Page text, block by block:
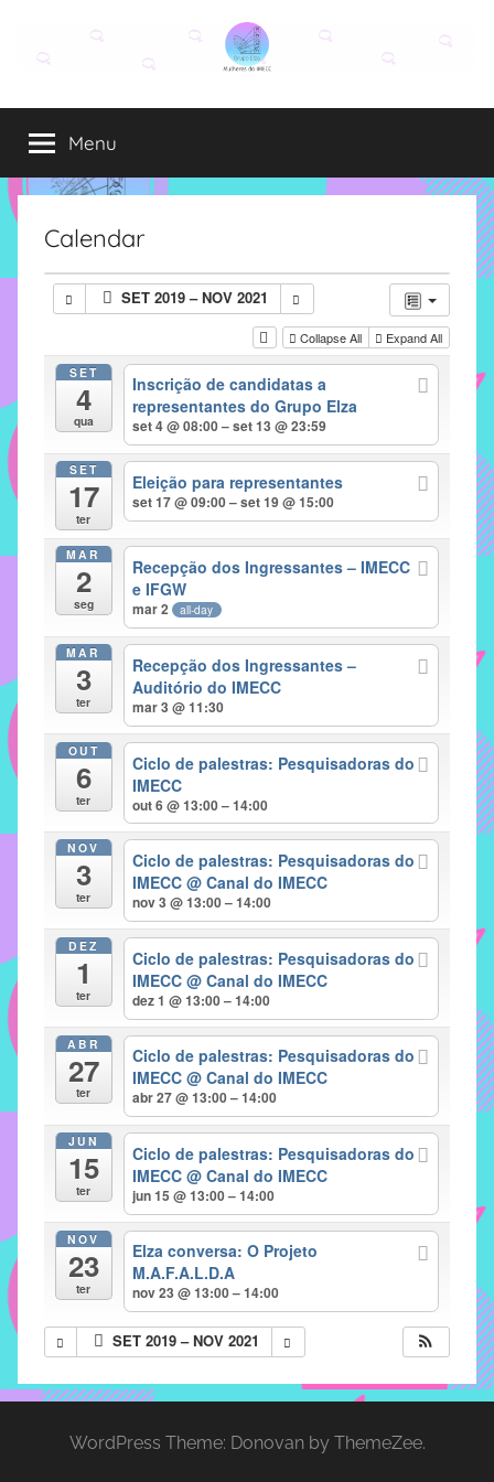
conteúdo
Grupo
Elza
Elza
é
formado
alunas,
funcionárias
IMECC
como
atribuição
implementar
mecanismos
proporcionem
fortalecimento
sociais
profissionais
alunos,
professores
pacificadoras
problemas
verificados
instituto,
para
prevenção
Menu
Calendar
SET 2019 – NOV 2021
Collapse All Expand All
SET
4
qua
Inscrição de candidatas a
representantes do Grupo Elza
set 4 @ 08:00 – set 13 @ 23:59
SET
17
ter
Eleição para representantes
set 17 @ 09:00 – set 19 @ 15:00
MAR
2
seg
Recepção dos Ingressantes – IMECC
e IFGW
mar 2 all-day
MAR
3
ter
Recepção dos Ingressantes –
Auditório do IMECC
mar 3 @ 11:30
OUT
6
ter
Ciclo de palestras: Pesquisadoras do
IMECC
out 6 @ 13:00 – 14:00
NOV
3
ter
Ciclo de palestras: Pesquisadoras do
IMECC@ Canal do IMECC
nov 3 @ 13:00 – 14:00
DEZ
1
ter
Ciclo de palestras: Pesquisadoras do
IMECC@ Canal do IMECC
dez 1 @ 13:00 – 14:00
ABR
27
ter
Ciclo de palestras: Pesquisadoras do
IMECC@ Canal do IMECC
abr 27 @ 13:00 – 14:00
JUN
15
ter
Ciclo de palestras: Pesquisadoras do
IMECC@ Canal do IMECC
jun 15 @ 13:00 – 14:00
NOV
23
ter
Elza conversa: O Projeto
M.A.F.A.L.D.A
nov 23 @ 13:00 – 14:00
SET 2019 – NOV 2021
WordPress Theme: Donovan by ThemeZee.